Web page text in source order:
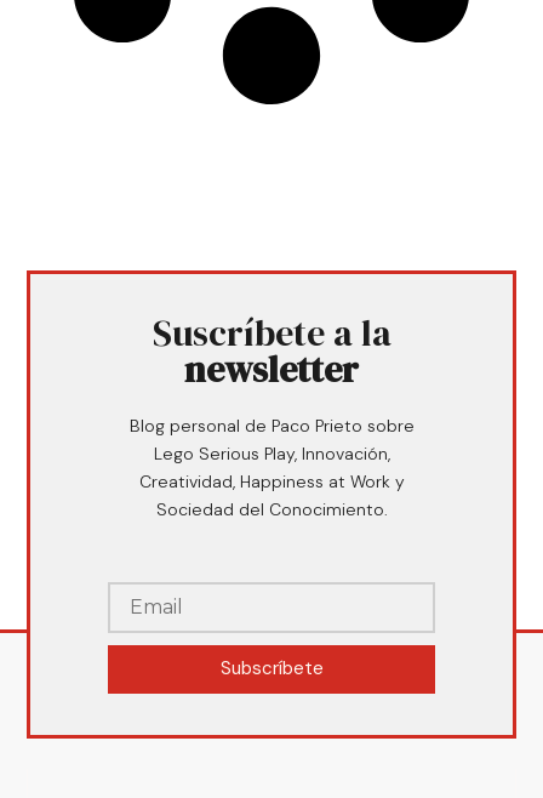
Suscríbete a la
newsletter
Blog personal de Paco Prieto sobre
Lego Serious Play, Innovación,
Creatividad, Happiness at Work y
Sociedad del Conocimiento.
Subscríbete